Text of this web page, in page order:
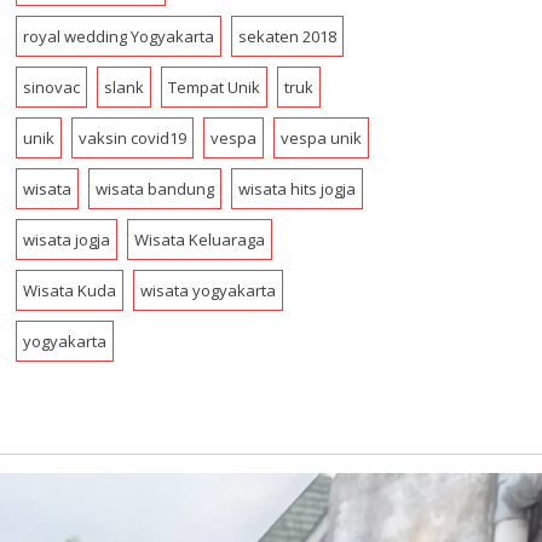
royal wedding Yogyakarta sekaten 2018
sinovac slank Tempat Unik truk
unik vaksin covid19 vespa vespa unik
wisata wisata bandung wisata hits jogja
wisata jogja Wisata Keluaraga
Wisata Kuda wisata yogyakarta
yogyakarta